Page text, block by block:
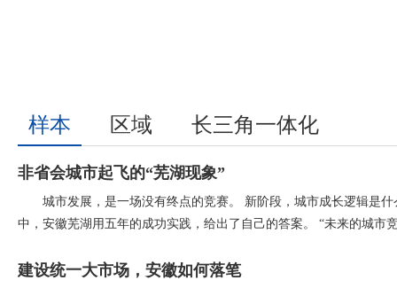
样本 区域 长三角一体化
非省会城市起飞的“芜湖现象”
城市发展，是一场没有终点的竞赛。 新阶段，城市成长逻辑是
中，安徽芜湖用五年的成功实践，给出了自己的答案。 “未来的城市
建设统一大市场，安徽如何落笔